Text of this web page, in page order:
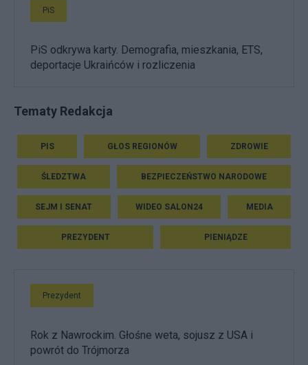
PiS
PiS odkrywa karty. Demografia, mieszkania, ETS,
deportacje Ukraińców i rozliczenia
Tematy Redakcja
PIS GŁOS REGIONÓW ZDROWIE
ŚLEDZTWA BEZPIECZEŃSTWO NARODOWE
SEJM I SENAT WIDEO SALON24 MEDIA
PREZYDENT PIENIĄDZE
Prezydent
Rok z Nawrockim. Głośne weta, sojusz z USA i
powrót do Trójmorza